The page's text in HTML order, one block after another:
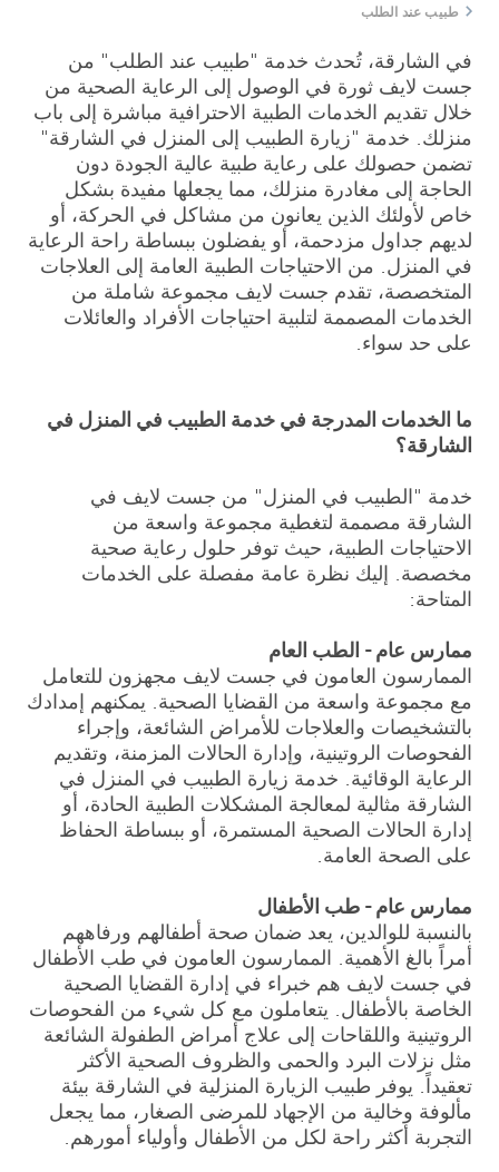
طبيب عند الطلب
في الشارقة، تُحدث خدمة "طبيب عند الطلب" من
جست لايف ثورة في الوصول إلى الرعاية الصحية من
خلال تقديم الخدمات الطبية الاحترافية مباشرة إلى باب
منزلك. خدمة "زيارة الطبيب إلى المنزل في الشارقة"
تضمن حصولك على رعاية طبية عالية الجودة دون
الحاجة إلى مغادرة منزلك، مما يجعلها مفيدة بشكل
خاص لأولئك الذين يعانون من مشاكل في الحركة، أو
لديهم جداول مزدحمة، أو يفضلون ببساطة راحة الرعاية
في المنزل. من الاحتياجات الطبية العامة إلى العلاجات
المتخصصة، تقدم جست لايف مجموعة شاملة من
الخدمات المصممة لتلبية احتياجات الأفراد والعائلات
على حد سواء.
ما الخدمات المدرجة في خدمة الطبيب في المنزل في
الشارقة؟
خدمة "الطبيب في المنزل" من جست لايف في
الشارقة مصممة لتغطية مجموعة واسعة من
الاحتياجات الطبية، حيث توفر حلول رعاية صحية
مخصصة. إليك نظرة عامة مفصلة على الخدمات
المتاحة:
ممارس عام - الطب العام
الممارسون العامون في جست لايف مجهزون للتعامل
مع مجموعة واسعة من القضايا الصحية. يمكنهم إمدادك
بالتشخيصات والعلاجات للأمراض الشائعة، وإجراء
الفحوصات الروتينية، وإدارة الحالات المزمنة، وتقديم
الرعاية الوقائية. خدمة زيارة الطبيب في المنزل في
الشارقة مثالية لمعالجة المشكلات الطبية الحادة، أو
إدارة الحالات الصحية المستمرة، أو ببساطة الحفاظ
على الصحة العامة.
ممارس عام - طب الأطفال
بالنسبة للوالدين، يعد ضمان صحة أطفالهم ورفاههم
أمراً بالغ الأهمية. الممارسون العامون في طب الأطفال
في جست لايف هم خبراء في إدارة القضايا الصحية
الخاصة بالأطفال. يتعاملون مع كل شيء من الفحوصات
الروتينية واللقاحات إلى علاج أمراض الطفولة الشائعة
مثل نزلات البرد والحمى والظروف الصحية الأكثر
تعقيداً. يوفر طبيب الزيارة المنزلية في الشارقة بيئة
مألوفة وخالية من الإجهاد للمرضى الصغار، مما يجعل
التجربة أكثر راحة لكل من الأطفال وأولياء أمورهم.